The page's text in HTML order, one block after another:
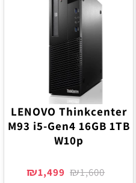
LENOVO Thinkcenter
M93 i5-Gen4 16GB 1TB
W10p
₪1,600
₪1,499